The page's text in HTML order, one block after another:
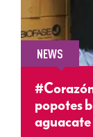
NEWS
popotes
aguacate